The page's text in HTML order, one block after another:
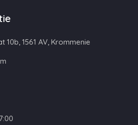
1561 AV, Krommenie